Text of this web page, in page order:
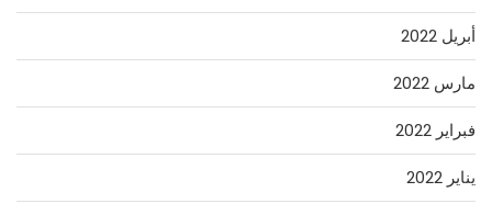
أبريل 2022
مارس 2022
فبراير 2022
يناير 2022